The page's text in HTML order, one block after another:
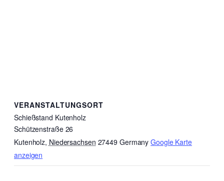
VERANSTALTUNGSORT
Schießstand Kutenholz
Schützenstraße 26
Kutenholz, Niedersachsen 27449 Germany Google Karte
anzeigen